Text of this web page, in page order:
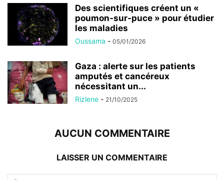
Des scientifiques créent un «
poumon-sur-puce » pour étudier
les maladies
Oussama - 05/01/2026
Gaza : alerte sur les patients
amputés et cancéreux
nécessitant un...
Rizlene - 21/10/2025
AUCUN COMMENTAIRE
LAISSER UN COMMENTAIRE